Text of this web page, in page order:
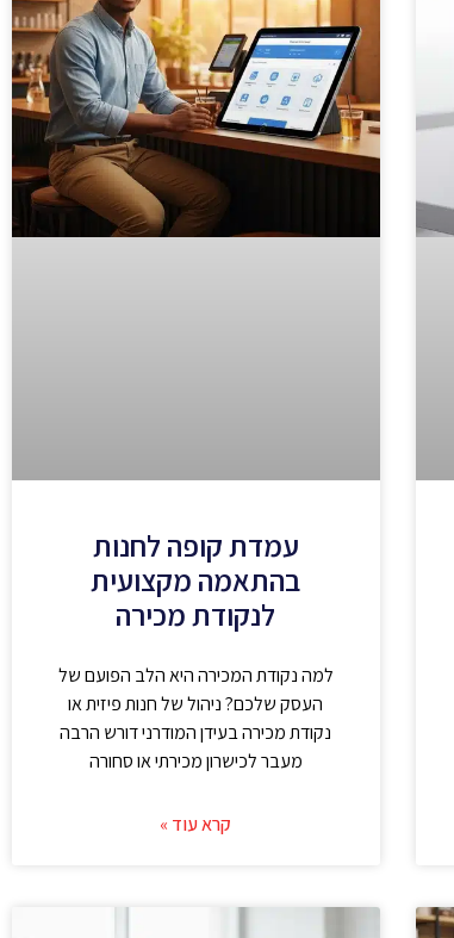
עמדת קופה לחנות
בהתאמה מקצועית
לנקודת מכירה
למה נקודת המכירה היא הלב הפועם של
העסק שלכם? ניהול של חנות פיזית או
נקודת מכירה בעידן המודרני דורש הרבה
מעבר לכישרון מכירתי או סחורה
קרא עוד »